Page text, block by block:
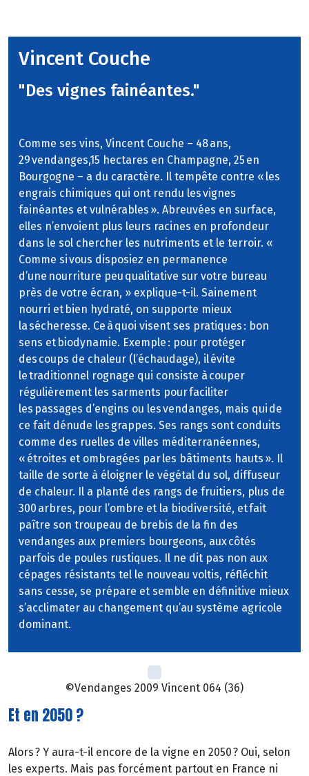
Vincent Couche
"Des vignes fainéantes."
Comme ses vins, Vincent Couche – 48 ans,
29 vendanges,15 hectares en Champagne, 25 en
Bourgogne – a du caractère. Il tempête contre « les
engrais chimiques qui ont rendu les vignes
fainéantes et vulnérables ». Abreuvées en surface,
elles n’envoient plus leurs racines en profondeur
dans le sol chercher les nutriments et le terroir. «
Comme si vous disposiez en permanence
d’une nourriture peu qualitative sur votre bureau
près de votre écran, » explique-t-il. Sainement
nourri et bien hydraté, on supporte mieux
la sécheresse. Ce à quoi visent ses pratiques : bon
sens et biodynamie. Exemple : pour protéger
des coups de chaleur (l’échaudage), il évite
le traditionnel rognage qui consiste à couper
régulièrement les sarments pour faciliter
les passages d’engins ou les vendanges, mais qui de
ce fait dénude les grappes. Ses rangs sont conduits
comme des ruelles de villes méditerranéennes,
« étroites et ombragées par les bâtiments hauts ». Il
taille de sorte à éloigner le végétal du sol, diffuseur
de chaleur. Il a planté des rangs de fruitiers, plus de
300 arbres, pour l’ombre et la biodiversité, et fait
paître son troupeau de brebis de la fin des
vendanges aux premiers bourgeons, aux côtés
parfois de poules rustiques. Il ne dit pas non aux
cépages résistants tel le nouveau voltis, réfléchit
sans cesse, se prépare et semble en définitive mieux
s’acclimater au changement qu’au système agricole
dominant.
©Vendanges 2009 Vincent 064 (36)
Et en 2050 ?
Alors ? Y aura-t-il encore de la vigne en 2050 ? Oui, selon
les experts. Mais pas forcément partout en France ni